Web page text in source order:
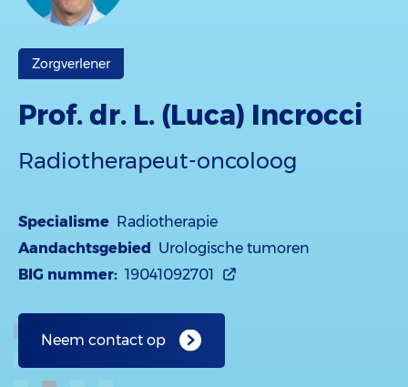
Zorgverlener
Prof. dr. L. (Luca) Incrocci
Radiotherapeut-oncoloog
Specialisme Radiotherapie
Aandachtsgebied Urologische tumoren
BIG nummer: 19041092701
Neem contact op